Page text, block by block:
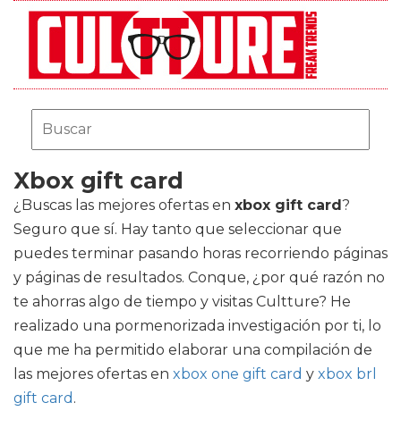
Xbox gift card
¿Buscas las mejores ofertas en xbox gift card?
Seguro que sí. Hay tanto que seleccionar que
puedes terminar pasando horas recorriendo páginas
y páginas de resultados. Conque, ¿por qué razón no
te ahorras algo de tiempo y visitas Cultture? He
realizado una pormenorizada investigación por ti, lo
que me ha permitido elaborar una compilación de
las mejores ofertas en xbox one gift card y xbox brl
gift card .